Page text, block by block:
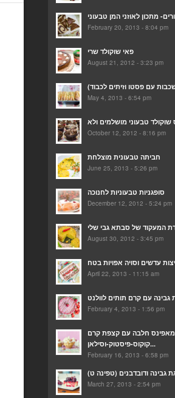
February 20, 2013 - 8:04 pm
פאי שוקולד שרי
August 21, 2012 - 3:23 pm
May 4, 2013 - 6:54 pm
October 12, 2012 - 8:16 pm
חביתה טבעונית מוצלחת
June 25, 2013 - 5:26 pm
סופגניות טבעוניות לחנוכה
December 12, 2012 - 5:24 pm
August 30, 2012 - 3:45 pm
April 22, 2013 - 11:15 am
February 4, 2013 - 1:56 pm
מאפינס חלבה עם קצפת קרם
קוקוס-פיסטוק-וסילאן...
February 16, 2013 - 6:58 pm
March 27, 2013 - 2:54 pm